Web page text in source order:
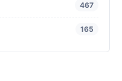
467
165